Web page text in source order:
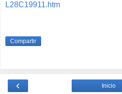
L28C19911.htm
Compartir
‹ Inicio